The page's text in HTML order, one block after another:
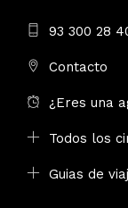
93 300 28
Contacto
¿Eres una
Todos los
Guias de